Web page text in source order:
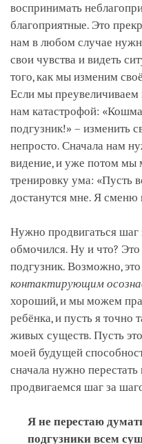
воспринимать
благоприятные. Это
нам в любом случае
свои чувства и видеть
того, как мы изменим
Если мы
нам катастрофой:
подгузник!» – изменить
непросто. Сначала нам
видение, и уже потом мы
тренировку ума: «Пусть
достанутся мне. Я сменю
Нужно продвигаться
обмочился. Ну и что?
подгузник. Возможно,
контактирующим
хороший, и мы можем
ребёнка, и пусть я точно
живых существ. Пусть
моей будущей
сначала нужно
продвигаемся шаг за
Я не перестаю
подгузники всем